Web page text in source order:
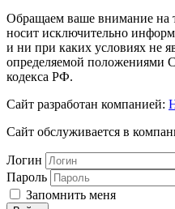
Обращаем ваше внимание на
носит исключительно
и ни при каких условиях не
определяемой положениями
кодекса РФ.
Сайт разработан компанией:
Сайт обслуживается в
Логин
Пароль
Запомнить меня